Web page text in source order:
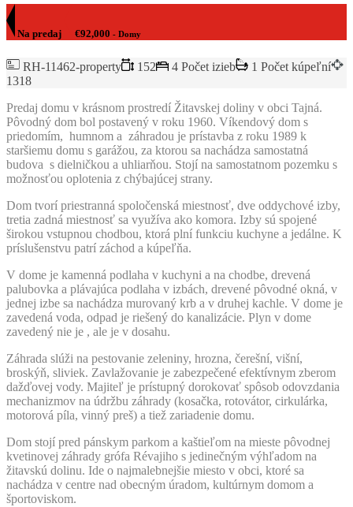
Na predaj €92,000 - Domy
RH-11462-property 152 4 Počet izieb
1 Počet kúpeľní
1318
Predaj domu v krásnom prostredí Žitavskej doliny v obci Tajná.
Pôvodný dom bol postavený v roku 1960. Víkendový dom s
priedomím, humnom a záhradou je prístavba z roku 1989 k
staršiemu domu s garážou, za ktorou sa nachádza samostatná
budova s dielničkou a uhliarňou. Stojí na samostatnom pozemku s
možnosťou oplotenia z chýbajúcej strany.
Dom tvorí priestranná spoločenská miestnosť, dve oddychové izby,
tretia zadná miestnosť sa využíva ako komora. Izby sú spojené
širokou vstupnou chodbou, ktorá plní funkciu kuchyne a jedálne. K
príslušenstvu patrí záchod a kúpeľňa.
V dome je kamenná podlaha v kuchyni a na chodbe, drevená
palubovka a plávajúca podlaha v izbách, drevené pôvodné okná, v
jednej izbe sa nachádza murovaný krb a v druhej kachle. V dome je
zavedená voda, odpad je riešený do kanalizácie. Plyn v dome
zavedený nie je , ale je v dosahu.
Záhrada slúži na pestovanie zeleniny, hrozna, čerešní, višní,
broskýň, sliviek. Zavlažovanie je zabezpečené efektívnym zberom
dažďovej vody. Majiteľ je prístupný dorokovať spôsob odovzdania
mechanizmov na údržbu záhrady (kosačka, rotovátor, cirkulárka,
motorová píla, vinný preš) a tiež zariadenie domu.
Dom stojí pred pánskym parkom a kaštieľom na mieste pôvodnej
kvetinovej záhrady grófa Révajiho s jedinečným výhľadom na
žitavskú dolinu. Ide o najmalebnejšie miesto v obci, ktoré sa
nachádza v centre nad obecným úradom, kultúrnym domom a
športoviskom.